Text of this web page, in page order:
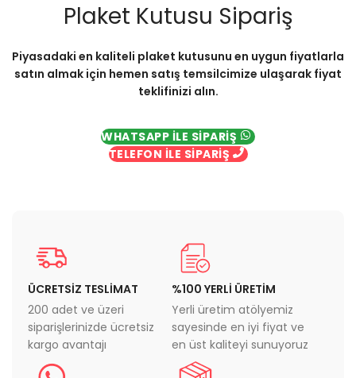
Plaket Kutusu Sipariş
Piyasadaki en kaliteli plaket kutusunu en uygun fiyatlarla
satın almak için hemen satış temsilcimize ulaşarak fiyat
teklifinizi alın.
WHATSAPP İLE SİPARİŞ
TELEFON İLE SİPARİŞ
ÜCRETSİZ TESLİMAT
200 adet ve üzeri
siparişlerinizde ücretsiz
kargo avantajı
%100 YERLİ ÜRETİM
Yerli üretim atölyemiz
sayesinde en iyi fiyat ve
en üst kaliteyi sunuyoruz